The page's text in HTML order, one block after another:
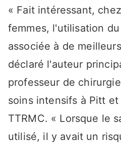
« Fait intéressant,
femmes, l'utilisation
associée à de
déclaré l'auteur
professeur de
soins intensifs à Pitt
TTRMC. « Lorsque le
utilisé, il y avait un